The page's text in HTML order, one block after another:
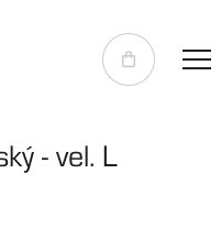
obchod.geotour.cz
- vel. L